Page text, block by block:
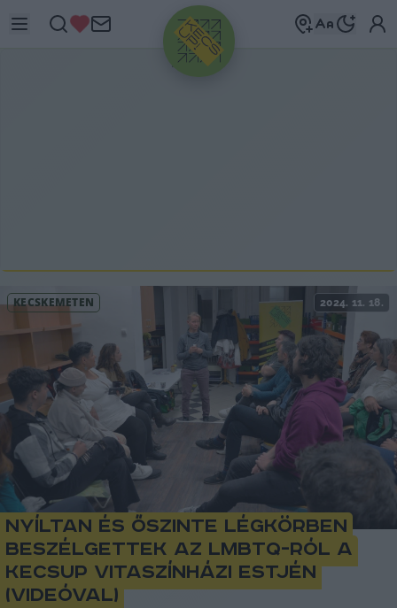
HIRDETÉS
KECSKEMÉTEN 2024. 11. 18.
Nyíltan és őszinte légkörben
beszélgettek az LMBTQ-ról a
KecsUP vitaszínházi estjén
(videóval)